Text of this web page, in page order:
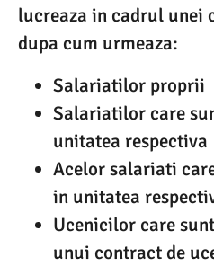
lucreaza in cadrul unei
dupa cum urmeaza:
Salariatilor proprii
Salariatilor care
unitatea respectiva
Acelor salariati
in unitatea
Ucenicilor care
unui contract de